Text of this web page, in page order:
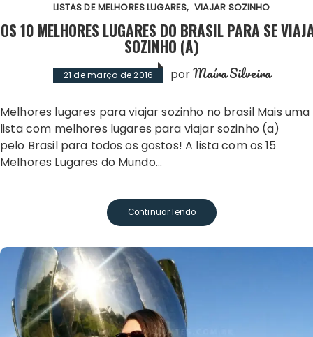
LISTAS DE MELHORES LUGARES VIAJAR SOZINHO
OS 10 MELHORES LUGARES DO BRASIL PARA SE
SOZINHO (A)
21 de março de 2016 porMaíra Silveira
Melhores lugares para viajar sozinho no brasil Mais uma
lista com melhores lugares para viajar sozinho (a)
pelo Brasil para todos os gostos! A lista com os 15
Melhores Lugares do Mundo…
Continuar lendo